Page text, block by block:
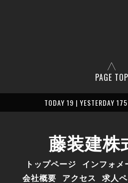
PAGE TOP
TODAY 19 | YESTERDAY
藤装建株
トップページ インフォメ
会社概要 アクセス 求人